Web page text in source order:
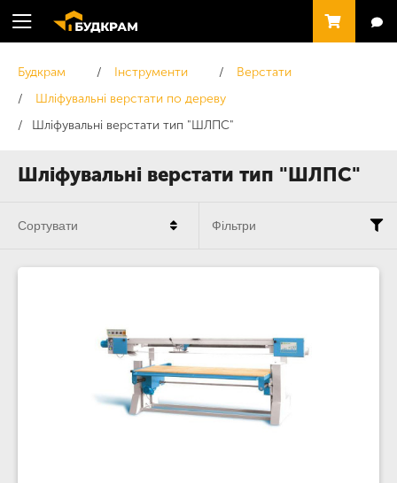
Шліфувальні верстати тип "ШЛПС"
Будкрам Інструменти
Верстати
Шліфувальні верстати по дереву
Шліфувальні верстати тип "ШЛПС"
Сортувати Фільтри